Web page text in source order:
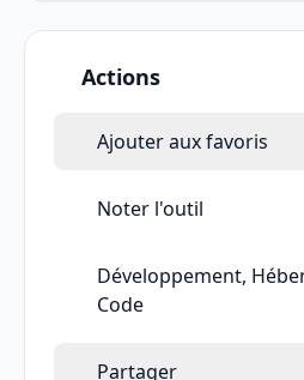
Actions
Ajouter aux favoris
Noter l'outil
Développement,
Code
Partager